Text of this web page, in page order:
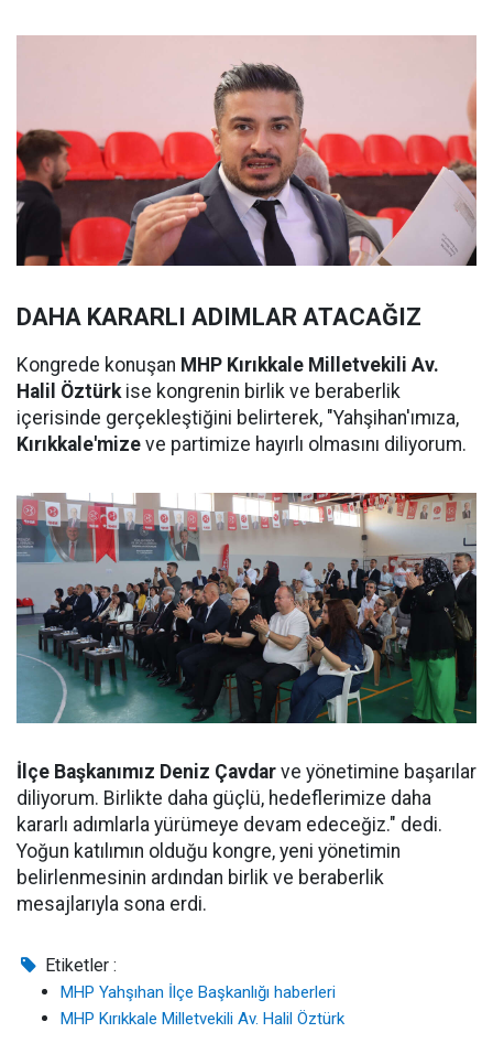
DAHA KARARLI ADIMLAR ATACAĞIZ
Kongrede konuşan MHP Kırıkkale Milletvekili Av.
Halil Öztürkise kongrenin birlik ve beraberlik
içerisinde gerçekleştiğini belirterek, "Yahşihan'ımıza,
Kırıkkale'mize ve partimize hayırlı olmasını diliyorum.
İlçe Başkanımız Deniz Çavdar ve yönetimine başarılar
diliyorum. Birlikte daha güçlü, hedeflerimize daha
kararlı adımlarla yürümeye devam edeceğiz." dedi.
Yoğun katılımın olduğu kongre, yeni yönetimin
belirlenmesinin ardından birlik ve beraberlik
mesajlarıyla sona erdi.
Etiketler :
MHP Yahşıhan İlçe Başkanlığı haberleri
MHP Kırıkkale Milletvekili Av. Halil Öztürk